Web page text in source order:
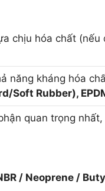
chịu hóa chất (nếu
năng kháng hóa
Soft Rubber),
quan trọng
/ Neoprene /